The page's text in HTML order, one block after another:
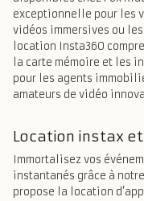
exceptionnelle pour les
vidéos immersives ou
location Insta360
la carte mémoire et les
pour les agents
amateurs de vidéo
Location instax
Immortalisez vos
instantanés grâce à
propose la location